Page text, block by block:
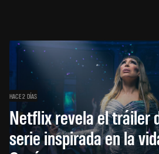
HACE 2 DÍAS
Netflix revela el tráiler
serie inspirada en la